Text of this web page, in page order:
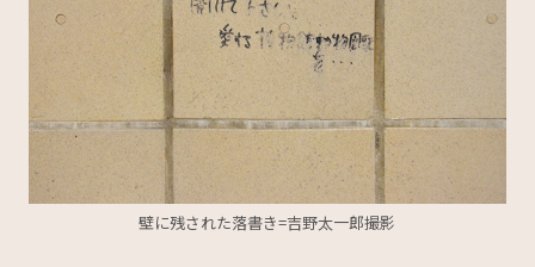
壁に残された落書き=吉野太一郎撮影